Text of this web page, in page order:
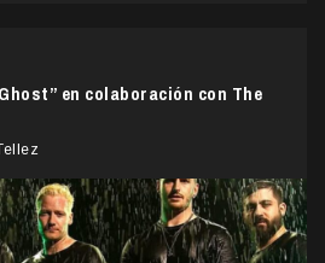
en colaboración con The